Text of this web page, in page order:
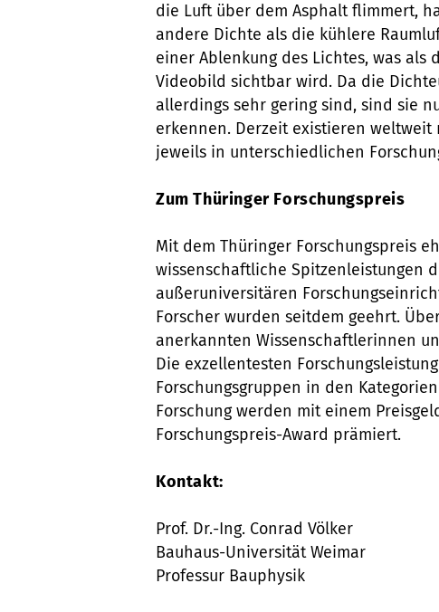
die Luft über dem Asphalt flimmert,
andere Dichte als die kühlere
einer Ablenkung des Lichtes, was als
Videobild sichtbar wird. Da die
allerdings sehr gering sind, sind sie
erkennen. Derzeit existieren
jeweils in unterschiedlichen
Zum Thüringer Forschungspreis
Mit dem Thüringer Forschungspreis
wissenschaftliche Spitzenleistungen
außeruniversitären
Forscher wurden seitdem geehrt.
anerkannten Wissenschaftlerinnen
Die exzellentesten
Forschungsgruppen in den
Forschung werden mit einem
Forschungspreis-Award prämiert.
Kontakt:
Prof. Dr.-Ing. Conrad Völker
Bauhaus-Universität Weimar
Professur Bauphysik